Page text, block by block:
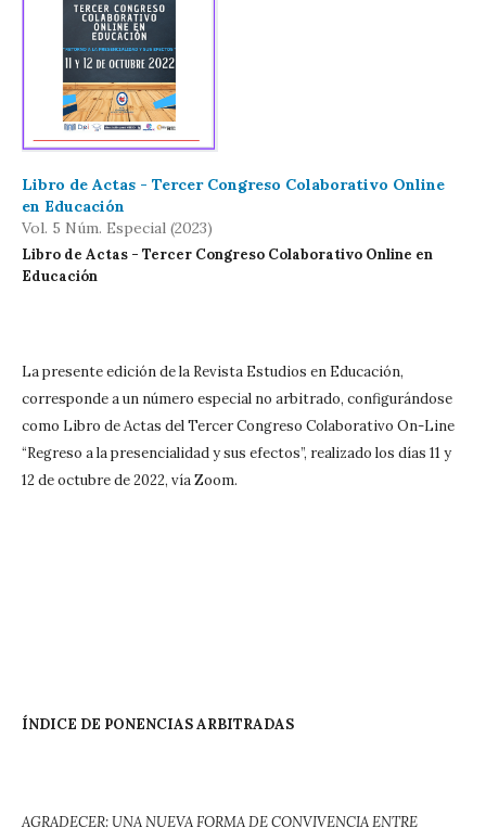
Libro de Actas - Tercer Congreso Colaborativo Online
en Educación
Vol. 5 Núm. Especial (2023)
Libro de Actas - Tercer Congreso Colaborativo Online en
Educación
La presente edición de la Revista Estudios en Educación,
corresponde a un número especial no arbitrado, configurándose
como Libro de Actas del Tercer Congreso Colaborativo On-Line
“Regreso a la presencialidad y sus efectos”, realizado los días 11 y
12 de octubre de 2022, vía Zoom.
ÍNDICE DE PONENCIAS ARBITRADAS
AGRADECER: UNA NUEVA FORMA DE CONVIVENCIA ENTRE